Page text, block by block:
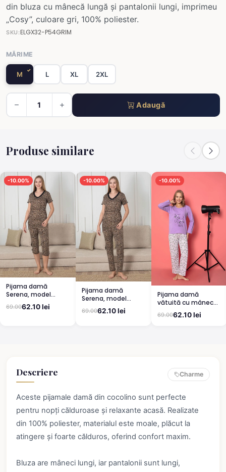
din bluza cu mânecă lungă și pantalonii lungi, imprimeu
„Cosy”, culoare gri, 100% poliester.
SKU:ELGX32-P54GRIM
MĂRIME
M L XL 2XL
Adaugă
Produse similare
-10.00%
Pijama damă
Serena, model
leopard, mânecă
scurtă, pantaloni
69.0062.10 lei
-10.00%
Pijama damă
Serena, model
leopard, mânecă
scurtă, pantaloni
69.0062.10 lei
-10.00%
Pijama damă
vătuită cu mânecă
lungă și pantaloni
lungi din bumbac,
69.0062.10 lei
Descriere Charme
Aceste pijamale damă din cocolino sunt perfecte
pentru nopți călduroase și relaxante acasă. Realizate
din 100% poliester, materialul este moale, plăcut la
atingere și foarte călduros, oferind confort maxim.
Bluza are mâneci lungi, iar pantalonii sunt lungi,